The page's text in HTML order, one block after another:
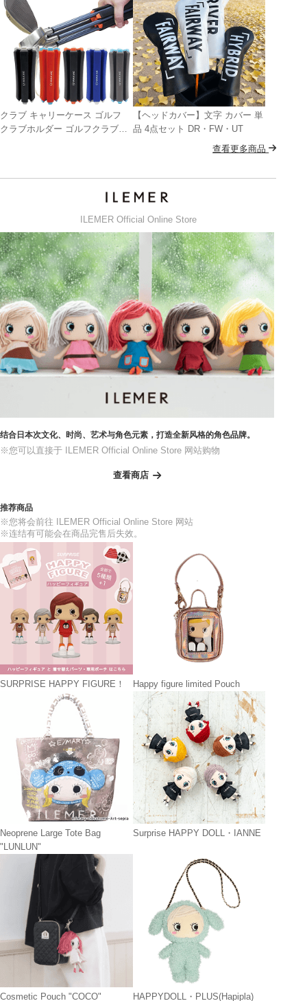
クラブ キャリーケース ゴルフ
クラブホルダー ゴルフクラブ固
【ヘッドカバー】文字 カバー 単
品 4点セット DR・FW・UT
查看更多商品
ILEMER Official Online Store
结合日本次文化、时尚、艺术与角色元素，打造全新风格的角色品牌。
※您可以直接于 ILEMER Official Online Store 网站购物
查看商店
推荐商品
※您将会前往 ILEMER Official Online Store 网站
※连结有可能会在商品完售后失效。
SURPRISE HAPPY FIGURE！ Happy figure limited Pouch
Neoprene Large Tote Bag
"LUNLUN"
Surprise HAPPY DOLL・IANNE
Cosmetic Pouch "COCO" HAPPYDOLL・PLUS(Hapipla)